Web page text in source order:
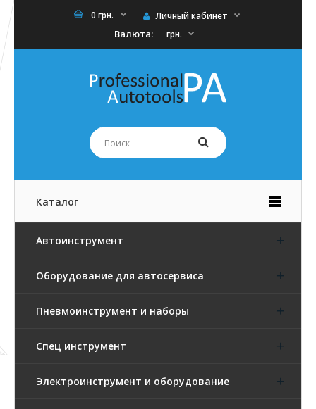
0 грн. Личный кабинет
Валюта: грн.
Каталог
Автоинструмент
Оборудование для автосервиса
Пневмоинструмент и наборы
Спец инструмент
Электроинструмент и оборудование